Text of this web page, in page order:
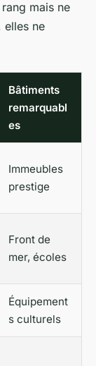
mais ne
elles ne
Bâtiments
remarquabl
es
Immeubles
prestige
Front de
mer, écoles
Équipement
s culturels